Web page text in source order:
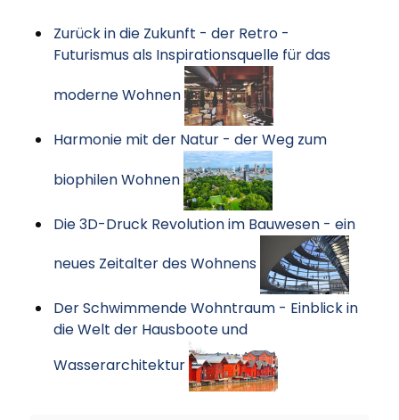
Zurück in die Zukunft - der Retro -
Futurismus als Inspirationsquelle für das
moderne Wohnen
Harmonie mit der Natur - der Weg zum
biophilen Wohnen
Die 3D-Druck Revolution im Bauwesen - ein
neues Zeitalter des Wohnens
Der Schwimmende Wohntraum - Einblick in
die Welt der Hausboote und
Wasserarchitektur